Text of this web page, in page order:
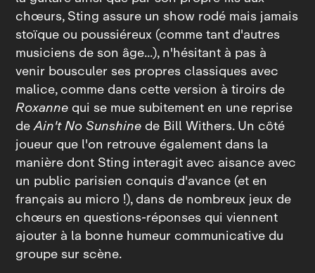
chœurs, Sting assure un show rodé mais jamais
stoïque ou poussiéreux (comme tant d'autres
musiciens de son âge...), n'hésitant à pas à
venir bousculer ses propres classiques avec
malice, comme dans cette version à tiroirs de
Roxanne qui se mue subitement en une reprise
deAin't No Sunshine de Bill Withers. Un côté
joueur que l'on retrouve également dans la
manière dont Sting interagit avec aisance avec
un public parisien conquis d'avance (et en
français au micro !), dans de nombreux jeux de
chœurs en questions‑réponses qui viennent
ajouter à la bonne humeur communicative du
groupe sur scène.